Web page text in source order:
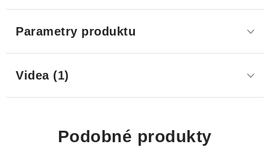
Parametry produktu
Videa (1)
Podobné produkty